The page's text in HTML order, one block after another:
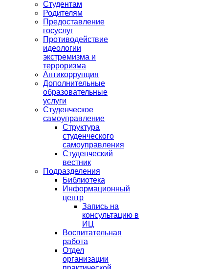
Студентам
Родителям
Предоставление
госуслуг
Противодействие
идеологии
экстремизма и
терроризма
Антикоррупция
Дополнительные
образовательные
услуги
Студенческое
самоуправление
Структура
студенческого
самоуправления
Студенческий
вестник
Подразделения
Библиотека
Информационный
центр
Запись на
консультацию в
ИЦ
Воспитательная
работа
Отдел
организации